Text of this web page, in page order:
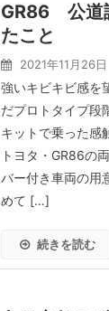
GR86 公道
たこと
2021年11月26日
強いキビキビ感を
だプロトタイプ段
キットで乗った感
トヨタ・GR86の
バー付き車両の用
めて […]
続きを読む